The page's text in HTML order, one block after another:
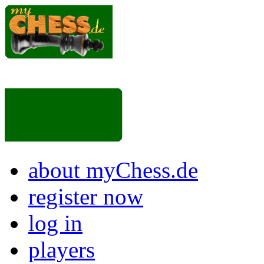
about myChess.de
register now
log in
players